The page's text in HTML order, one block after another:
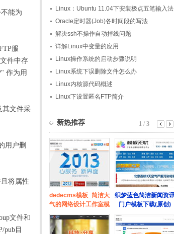
能为
服
件中存
作为用
其文件采
用户删
将属性
文件和
pub目
Linux：Ubuntu 11.04下安装极点五笔输入法
Oracle定时器(Job)各时间段的写法
解决ssh不操作自动掉线问题
详解Linux中变量的应用
Linux操作系统的启动步骤说明
Linux系统下误删除文件怎么办
Linux内核源代码概述
Linux下设置匿名FTP简介